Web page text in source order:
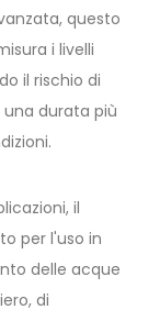
questo
i livelli
il rischio di
durata più
il
per l'uso in
delle acque
di